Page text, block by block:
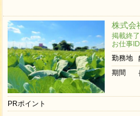
株式会
掲載終
お仕事
勤務地
期間
PRポイント